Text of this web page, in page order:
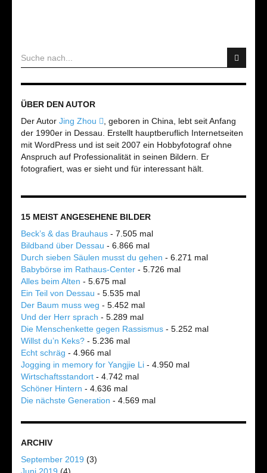
ÜBER DEN AUTOR
Der Autor Jing Zhou
, geboren in China, lebt seit Anfang
der 1990er in Dessau. Erstellt hauptberuflich Internetseiten
mit WordPress und ist seit 2007 ein Hobbyfotograf ohne
Anspruch auf Professionalität in seinen Bildern. Er
fotografiert, was er sieht und für interessant hält.
15 MEIST ANGESEHENE BILDER
Beck’s & das Brauhaus - 7.505 mal
Bildband über Dessau - 6.866 mal
Durch sieben Säulen musst du gehen - 6.271 mal
Babybörse im Rathaus-Center - 5.726 mal
Alles beim Alten - 5.675 mal
Ein Teil von Dessau - 5.535 mal
Der Baum muss weg - 5.452 mal
Und der Herr sprach - 5.289 mal
Die Menschenkette gegen Rassismus - 5.252 mal
Willst du’n Keks? - 5.236 mal
Echt schräg - 4.966 mal
Jogging in memory for Yangjie Li - 4.950 mal
Wirtschaftsstandort - 4.742 mal
Schöner Hintern - 4.636 mal
Die nächste Generation - 4.569 mal
ARCHIV
September 2019 (3)